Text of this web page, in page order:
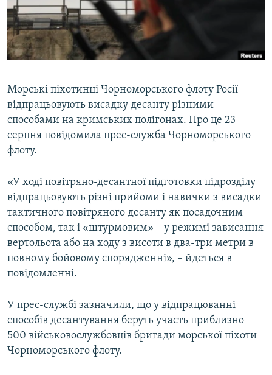
ВІДЕОУРОКИ «ELIFBE»
СВІДЧЕННЯ ОКУПАЦІЇ
УКРАЇНСЬКА ПРОБЛЕМА КРИМУ
Русский
Qırımtatar
Усі сайти RFE/RL
Морські піхотинці Чорноморського флоту Росії
відпрацьовують висадку десанту різними
способами на кримських полігонах. Про це 23
серпня повідомила прес-служба Чорноморського
флоту.
«У ході повітряно-десантної підготовки підрозділу
відпрацьовують різні прийоми і навички з висадки
тактичного повітряного десанту як посадочним
способом, так і «штурмовим» – у режимі зависання
вертольота або на ходу з висоти в два-три метри в
повному бойовому спорядженні», – йдеться в
повідомленні.
У прес-службі зазначили, що у відпрацюванні
способів десантування беруть участь приблизно
500 військовослужбовців бригади морської піхоти
Чорноморського флоту.